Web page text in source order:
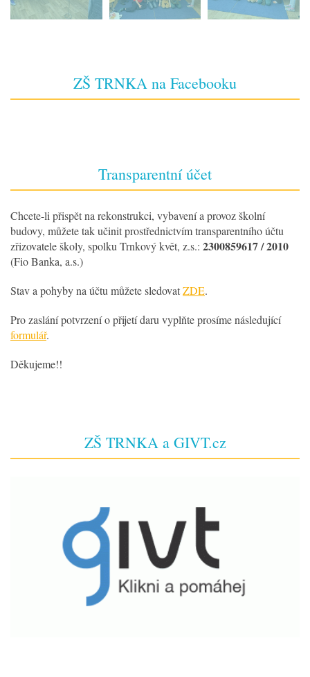
ZŠ TRNKA na Facebooku
Transparentní účet
Chcete-li přispět na rekonstrukci, vybavení a provoz školní
budovy, můžete tak učinit prostřednictvím transparentního účtu
zřizovatele školy, spolku Trnkový květ, z.s.: 2300859617 / 2010
(Fio Banka, a.s.)
Stav a pohyby na účtu můžete sledovatZDE.
Pro zaslání potvrzení o přijetí daru vyplňte prosíme následující
formulář.
Děkujeme!!
ZŠ TRNKA a GIVT.cz